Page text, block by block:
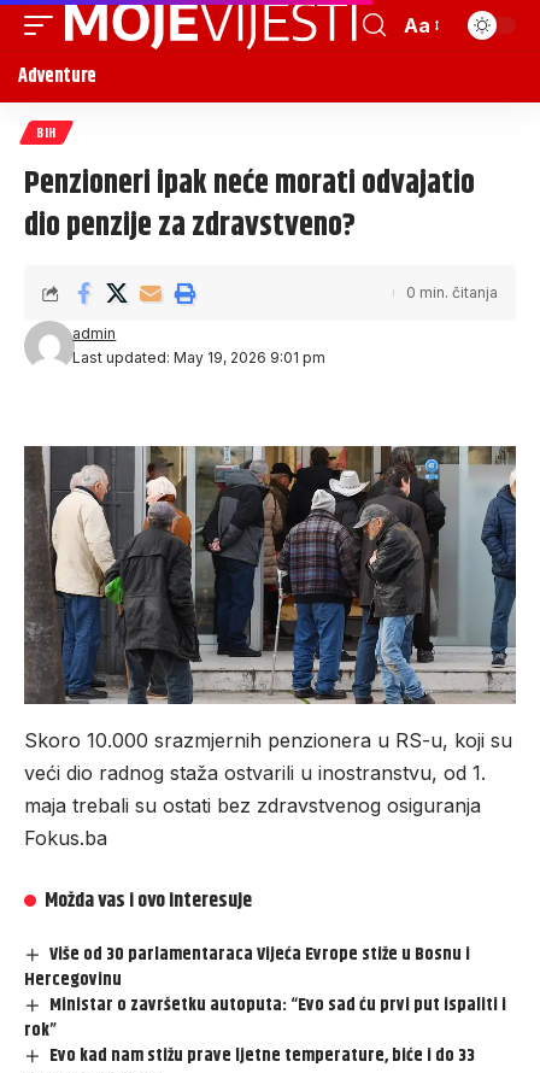
Aa
Adventure
BIH
Penzioneri ipak neće morati odvajatio
dio penzije za zdravstveno?
Last updated: May 19, 2026 9:01 pm
admin
0 min. čitanja
Skoro 10.000 srazmjernih penzionera u RS-u, koji su
veći dio radnog staža ostvarili u inostranstvu, od 1.
maja trebali su ostati bez zdravstvenog osiguranja
Fokus.ba
Možda vas i ovo interesuje
Više od 30 parlamentaraca Vijeća Evrope stiže u Bosnu i
Hercegovinu
Ministar o završetku autoputa: “Evo sad ću prvi put ispaliti i
rok”
Evo kad nam stižu prave ljetne temperature, biće i do 33